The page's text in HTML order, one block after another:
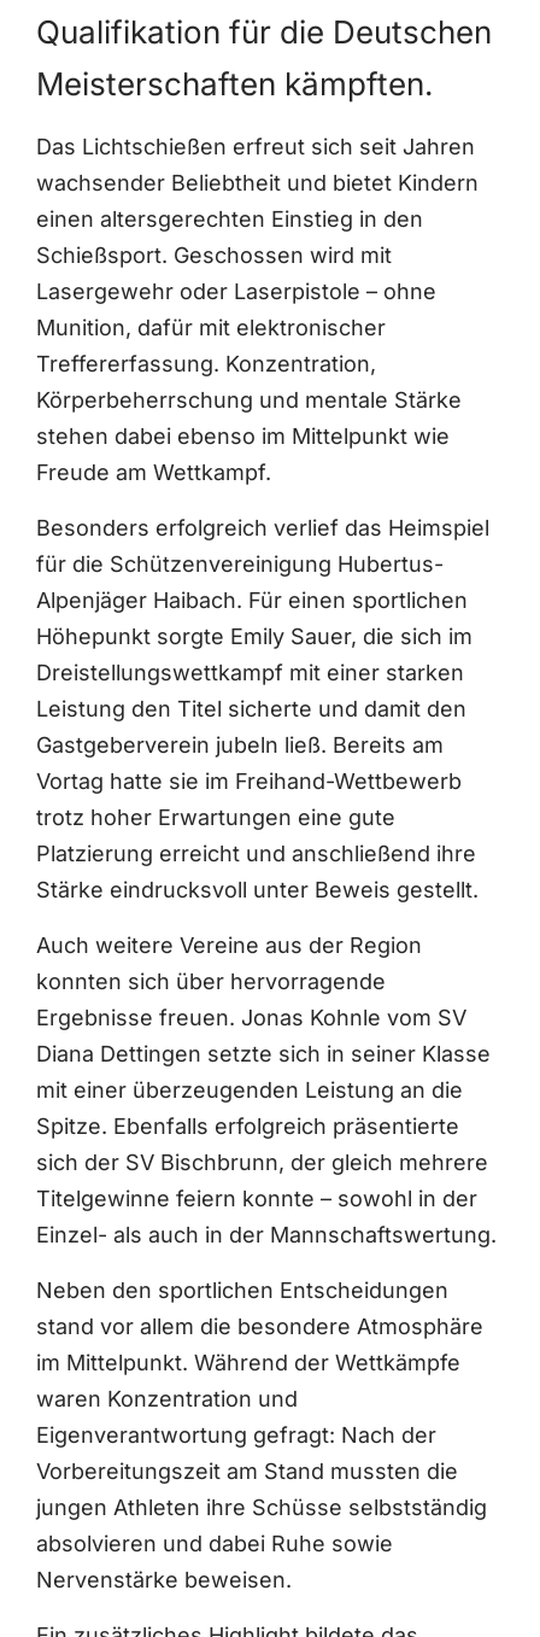
Qualifikation für die Deutschen
Meisterschaften kämpften.
Das Lichtschießen erfreut sich seit Jahren
wachsender Beliebtheit und bietet Kindern
einen altersgerechten Einstieg in den
Schießsport. Geschossen wird mit
Lasergewehr oder Laserpistole – ohne
Munition, dafür mit elektronischer
Treffererfassung. Konzentration,
Körperbeherrschung und mentale Stärke
stehen dabei ebenso im Mittelpunkt wie
Freude am Wettkampf.
Besonders erfolgreich verlief das Heimspiel
für die Schützenvereinigung Hubertus-
Alpenjäger Haibach. Für einen sportlichen
Höhepunkt sorgte Emily Sauer, die sich im
Dreistellungswettkampf mit einer starken
Leistung den Titel sicherte und damit den
Gastgeberverein jubeln ließ. Bereits am
Vortag hatte sie im Freihand-Wettbewerb
trotz hoher Erwartungen eine gute
Platzierung erreicht und anschließend ihre
Stärke eindrucksvoll unter Beweis gestellt.
Auch weitere Vereine aus der Region
konnten sich über hervorragende
Ergebnisse freuen. Jonas Kohnle vom SV
Diana Dettingen setzte sich in seiner Klasse
mit einer überzeugenden Leistung an die
Spitze. Ebenfalls erfolgreich präsentierte
sich der SV Bischbrunn, der gleich mehrere
Titelgewinne feiern konnte – sowohl in der
Einzel- als auch in der Mannschaftswertung.
Neben den sportlichen Entscheidungen
stand vor allem die besondere Atmosphäre
im Mittelpunkt. Während der Wettkämpfe
waren Konzentration und
Eigenverantwortung gefragt: Nach der
Vorbereitungszeit am Stand mussten die
jungen Athleten ihre Schüsse selbstständig
absolvieren und dabei Ruhe sowie
Nervenstärke beweisen.